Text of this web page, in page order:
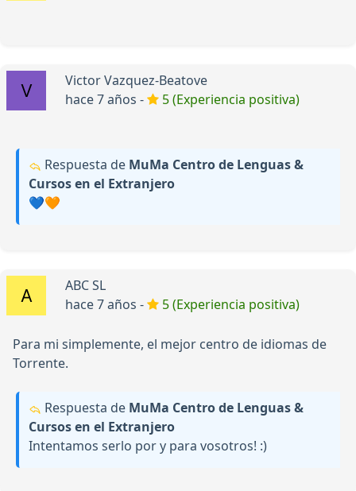
Victor Vazquez-Beatove
hace 7 años -
5 (Experiencia positiva)
Respuesta de MuMa Centro de Lenguas &
Cursos en el Extranjero
💙🧡
ABC SL
hace 7 años -
5 (Experiencia positiva)
Para mi simplemente, el mejor centro de idiomas de
Torrente.
Respuesta de MuMa Centro de Lenguas &
Cursos en el Extranjero
Intentamos serlo por y para vosotros! :)